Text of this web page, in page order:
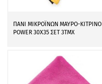
ΠΑΝΙ ΜΙΚΡΟΪΝΩΝ ΜΑΥΡΟ-ΚΙΤΡΙΝΟ
POWER 30Χ35 ΣΕΤ 3ΤΜΧ